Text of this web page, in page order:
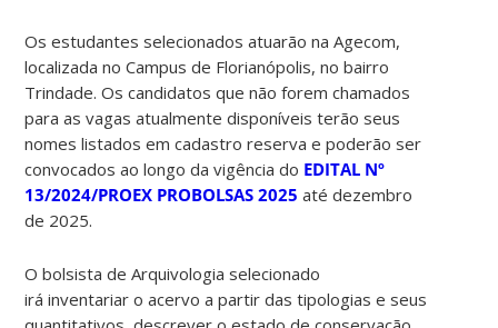
Os estudantes selecionados atuarão na Agecom,
localizada no Campus de Florianópolis, no bairro
Trindade. Os candidatos que não forem chamados
para as vagas atualmente disponíveis terão seus
nomes listados em cadastro reserva e poderão ser
convocados ao longo da vigência do EDITAL Nº
13/2024/PROEX PROBOLSAS 2025 até dezembro
de 2025.
O bolsista de Arquivologia selecionado
irá inventariar o acervo a partir das tipologias e seus